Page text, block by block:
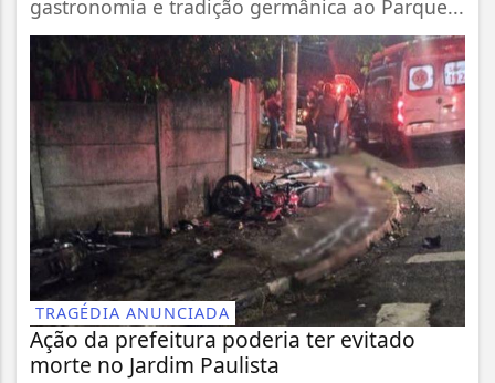
gastronomia e tradição germânica ao Parque...
TRAGÉDIA ANUNCIADA
Ação da prefeitura poderia ter evitado
morte no Jardim Paulista